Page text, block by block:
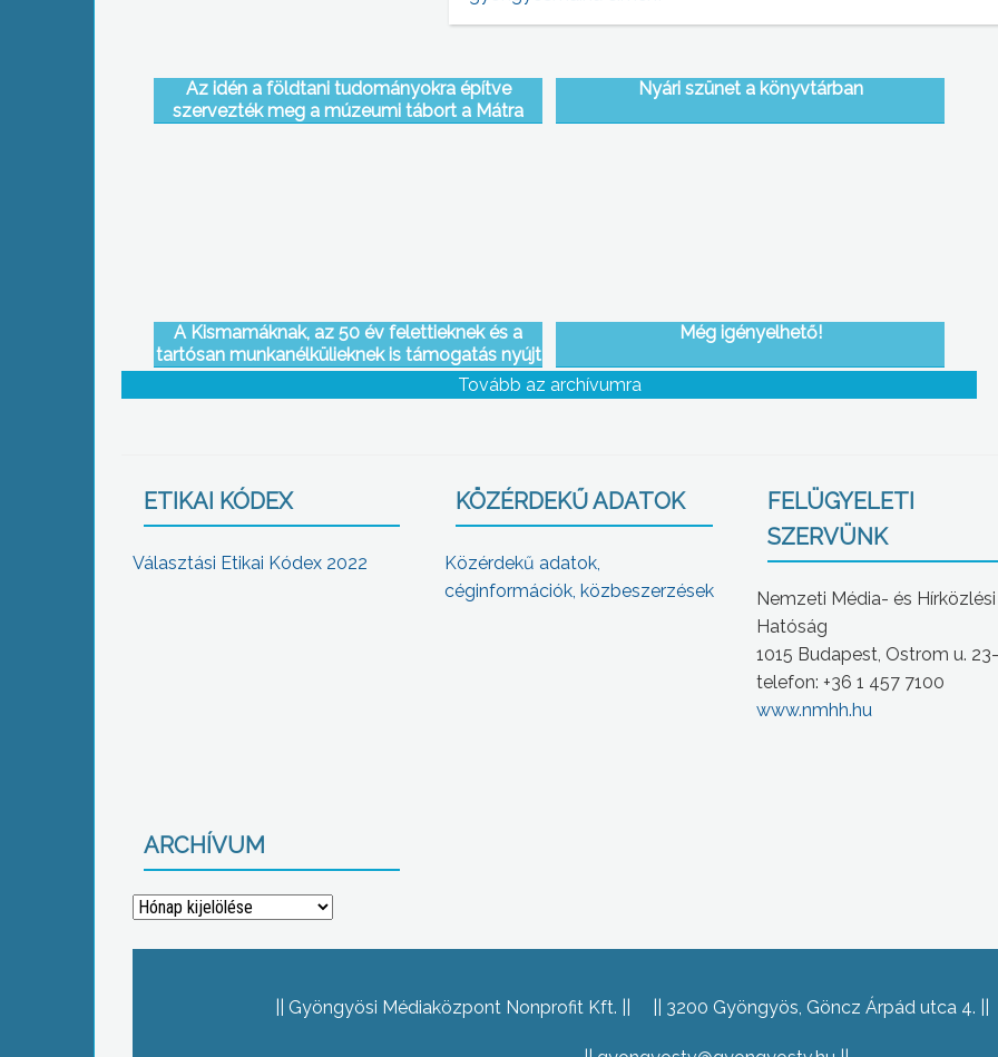
Az idén a földtani tudományokra építve
szervezték meg a múzeumi tábort a Mátra
Nyári szünet a könyvtárban
A Kismamáknak, az 50 év felettieknek és a
tartósan munkanélkülieknek is támogatás nyújt
a start plusz és a start extra program
Még igényelhető!
Tovább az archívumra
ETIKAI KÓDEX
Választási Etikai Kódex 2022
KÖZÉRDEKŰ ADATOK
Közérdekű adatok,
céginformációk, közbeszerzések
FELÜGYELETI
SZERVÜNK
Nemzeti Média- és Hírközlési
Hatóság
1015 Budapest, Ostrom u.
telefon: +36 1 457 7100
www.nmhh.hu
ARCHÍVUM
Archívum
Gyöngyösi Médiaközpont Nonprofit Kft. 3200 Gyöngyös, Göncz Árpád utca 4.